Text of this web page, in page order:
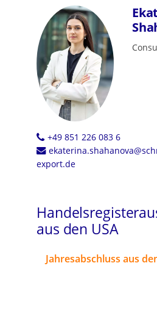
+49 851 226 083 6
export.de
aus den USA
Jahresabschluss aus